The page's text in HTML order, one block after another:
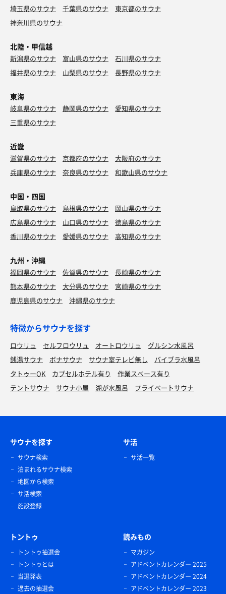
埼玉県のサウナ
千葉県のサウナ
東京都のサウナ
神奈川県のサウナ
北陸・甲信越
新潟県のサウナ 富山県のサウナ
石川県のサウナ
福井県のサウナ
山梨県のサウナ 長野県のサウナ
東海
岐阜県のサウナ 静岡県のサウナ
愛知県のサウナ
三重県のサウナ
近畿
滋賀県のサウナ 京都府のサウナ
大阪府のサウナ
兵庫県のサウナ
奈良県のサウナ 和歌山県のサウナ
中国・四国
鳥取県のサウナ 島根県のサウナ
岡山県のサウナ
広島県のサウナ
山口県のサウナ
徳島県のサウナ
香川県のサウナ
愛媛県のサウナ 高知県のサウナ
九州・沖縄
福岡県のサウナ 佐賀県のサウナ
長崎県のサウナ
熊本県のサウナ
大分県のサウナ
宮崎県のサウナ
鹿児島県のサウナ
沖縄県のサウナ
特徴からサウナを探す
ロウリュ セルフロウリュ オートロウリュ
グルシン水風呂
銭湯サウナ
ボナサウナ サウナ室テレビ無し
バイブラ水風呂
タトゥーOK
カプセルホテル有り
作業スペース有り
テントサウナ
サウナ小屋 湖が水風呂 プライベートサウナ
サウナを探す
サウナ検索
泊まれるサウナ検索
地図から検索
サ活検索
施設登録
サ活
サ活一覧
トントゥ
トントゥ抽選会
トントゥとは
当選発表
過去の抽選会
読みもの
マガジン
アドベントカレンダー 2025
アドベントカレンダー 2024
アドベントカレンダー 2023